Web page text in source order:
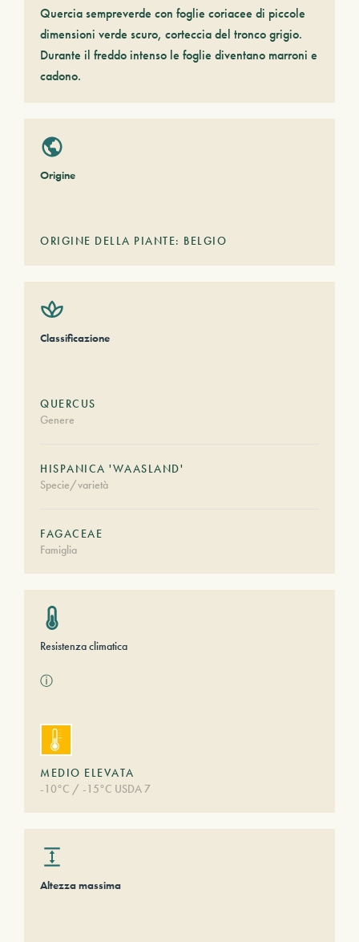
Quercia sempreverde con foglie coriacee di piccole
dimensioni verde scuro, corteccia del tronco grigio.
Durante il freddo intenso le foglie diventano marroni e
cadono.
Origine
ORIGINE DELLA PIANTE: BELGIO
Classificazione
QUERCUS
Genere
HISPANICA 'WAASLAND'
Specie/varietà
FAGACEAE
Famiglia
Resistenza climatica
ⓘ
MEDIO ELEVATA
-10°C / -15°C USDA 7
Altezza massima